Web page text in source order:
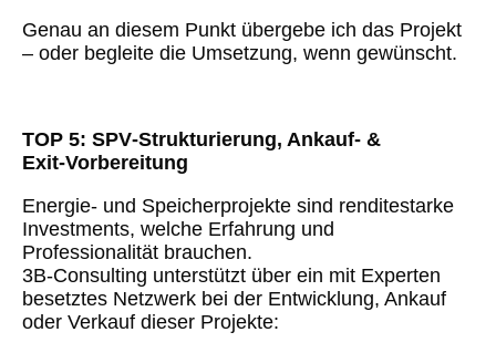
Genau an diesem Punkt übergebe ich das Projekt
– oder begleite die Umsetzung, wenn gewünscht.
TOP 5: SPV‑Strukturierung, Ankauf- &
Exit‑Vorbereitung
Energie- und Speicherprojekte sind renditestarke
Investments, welche Erfahrung und
Professionalität brauchen.
3B-Consulting unterstützt über ein mit Experten
besetztes Netzwerk bei der Entwicklung, Ankauf
oder Verkauf dieser Projekte: